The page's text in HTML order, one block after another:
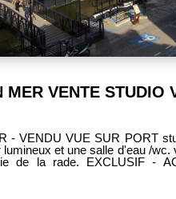
composé d'un coin cuisine
salle d'eau /wc. vue sur citadelle VAUBAN , ses
- AGENCE IIMMOBILIERE IDEE